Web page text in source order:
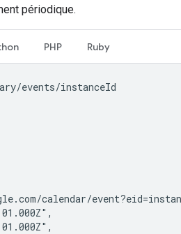
périodique.
PHP Ruby
events/instanceId
calendar/